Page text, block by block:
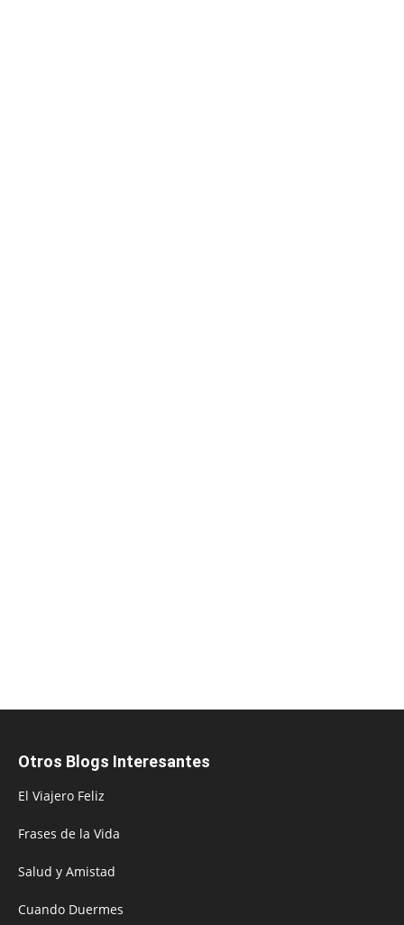
Otros Blogs Interesantes
El Viajero Feliz
Frases de la Vida
Salud y Amistad
Cuando Duermes